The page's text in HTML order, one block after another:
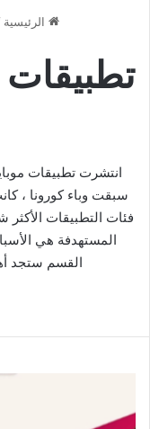
الرئيسية
انتشرت تطبيقات
سبقت وباء كورونا ،
فئات التطبيقات الأكثر
المستهدفة هي
القسم ستجد